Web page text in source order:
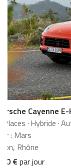
BMW X4
5 Places·
Par : L'Automobile
Lyon, Rhône
196 € par jour